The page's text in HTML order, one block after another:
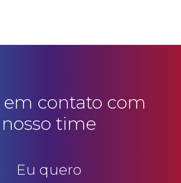
em contato com
nosso time
Eu quero